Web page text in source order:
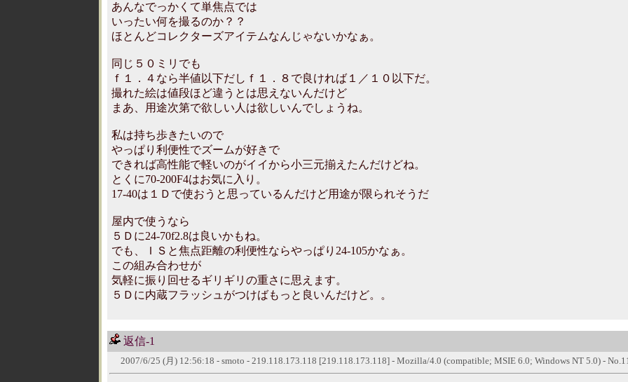
あんなでっかくて単焦点では
いったい何を撮るのか？？
ほとんどコレクターズアイテムなんじゃないかなぁ。
同じ５０ミリでも
ｆ１．４なら半値以下だしｆ１．８で良ければ１／１０以下だ。
撮れた絵は値段ほど違うとは思えないんだけど
まあ、用途次第で欲しい人は欲しいんでしょうね。
私は持ち歩きたいので
やっぱり利便性でズームが好きで
できれば高性能で軽いのがイイから小三元揃えたんだけどね。
とくに70-200F4はお気に入り。
17-40は１Ｄで使おうと思っているんだけど用途が限られそうだ
屋内で使うなら
５Ｄに24-70f2.8は良いかもね。
でも、ＩＳと焦点距離の利便性ならやっぱり24-105かなぁ。
この組み合わせが
気軽に振り回せるギリギリの重さに思えます。
５Ｄに内蔵フラッシュがつけばもっと良いんだけど。。
返信-1
2007/6/25 (月) 12:56:18 - smoto - 219.118.173.118 [219.118.173.118] - Mozilla/4.0 (compatible; MSIE 6.0; Windows NT 5.0) -